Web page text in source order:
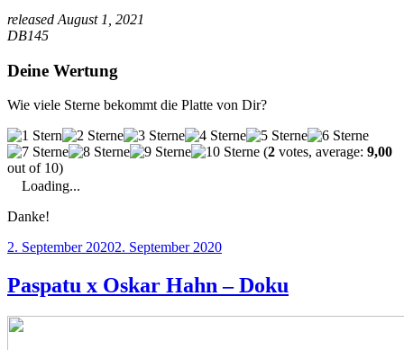
released August 1, 2021
DB145
Deine Wertung
Wie viele Sterne bekommt die Platte von Dir?
(2 votes, average: 9,00
out of 10)
Loading...
Danke!
Veröffentlicht
2. September 20202. September 2020
Paspatu x Oskar Hahn – Doku